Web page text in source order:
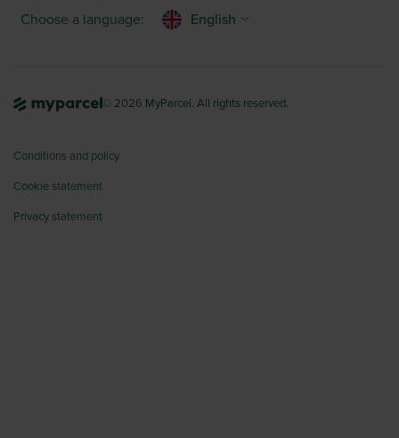
Choose a language: English
© 2026 MyParcel. All rights reserved.
Conditions and policy
Cookie statement
Privacy statement